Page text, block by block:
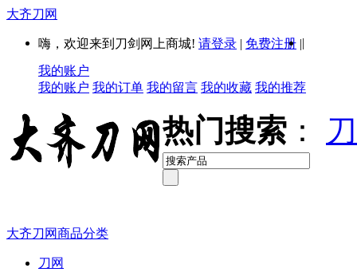
大齐刀网
嗨，欢迎来到刀剑网上商城! 请登录 | 免费注册 ||
我的账户
我的账户 我的订单 我的留言 我的收藏 我的推荐
热门搜索 ：
大齐刀网商品分类
刀网